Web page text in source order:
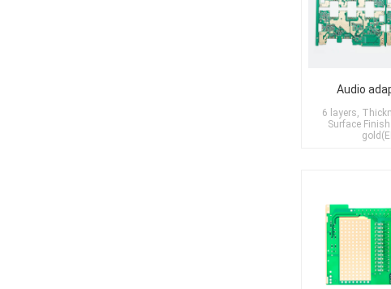
Audio
6 layers,
Surface